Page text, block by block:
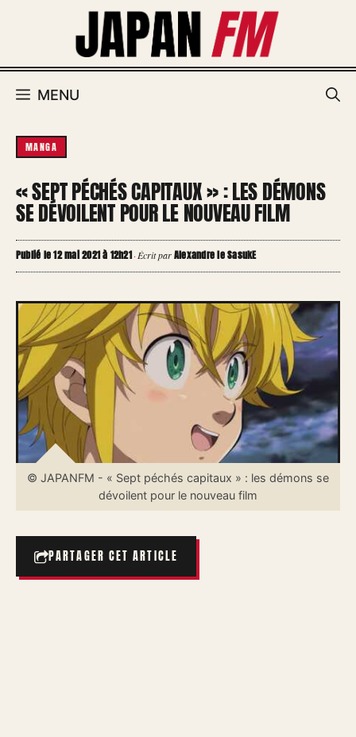
MENU
MANGA
« SEPT PÉCHÉS CAPITAUX » : LES DÉMONS
SE DÉVOILENT POUR LE NOUVEAU FILM
Publié le 12 mai 2021 à 12h21·Écrit parAlexandre le SasukE
© JAPANFM - « Sept péchés capitaux » : les démons se
dévoilent pour le nouveau film
PARTAGER CET ARTICLE